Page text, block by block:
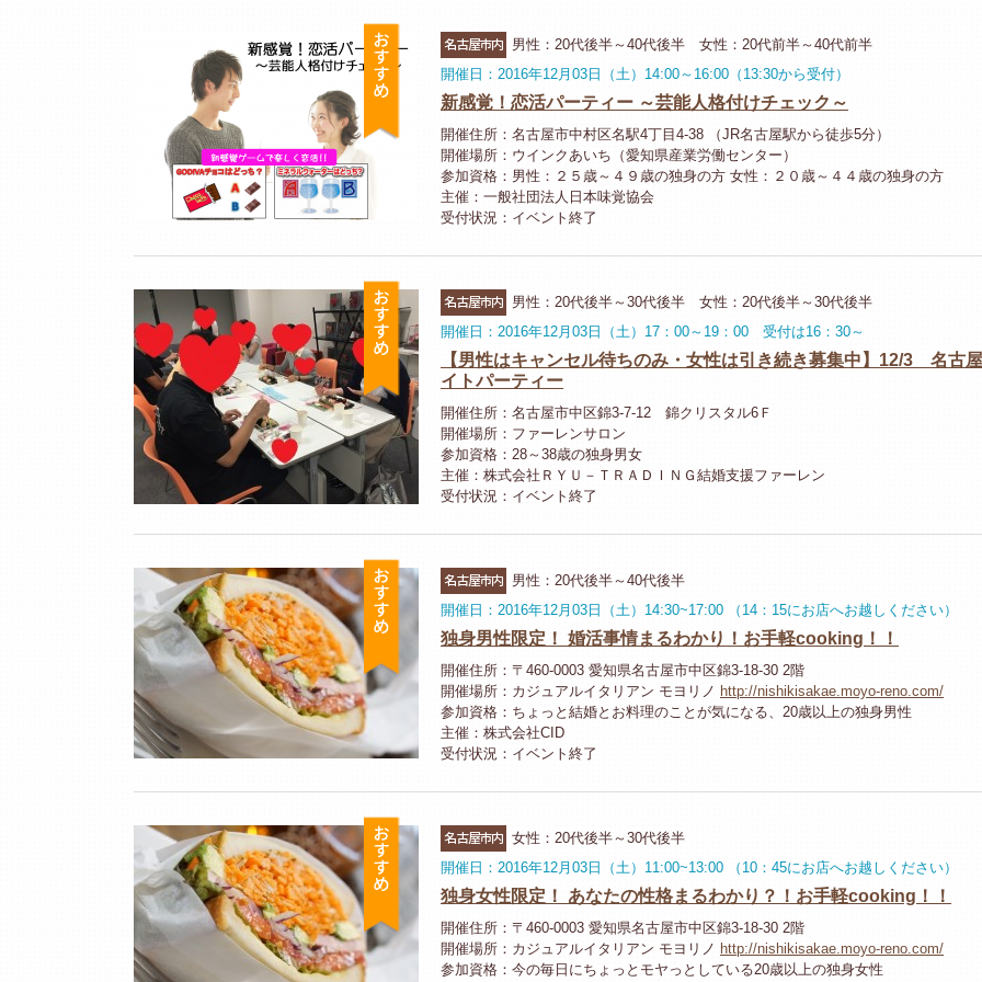
おすすめ
名古屋市内 男性：20代後半～40代後半 女性：20代前半～40代前半
開催日：2016年12月03日（土）14:00～16:00（13:30から受付）
新感覚！恋活パーティー ～芸能人格付けチェック～
開催住所：名古屋市中村区名駅4丁目4-38 （JR名古屋駅から徒歩5分）
開催場所：ウインクあいち（愛知県産業労働センター）
参加資格：男性：２５歳～４９歳の独身の方 女性：２０歳～４４歳の独身の方
主催：一般社団法人日本味覚協会
受付状況：イベント終了
おすすめ
名古屋市内 男性：20代後半～30代後半 女性：20代後半～30代後半
開催日：2016年12月03日（土）17：00～19：00 受付は16：30～
【男性はキャンセル待ちのみ・女性は引き続き募集中】12/3 名古
イトパーティー
開催住所：名古屋市中区錦3-7-12 錦クリスタル6Ｆ
開催場所：ファーレンサロン
参加資格：28～38歳の独身男女
主催：株式会社ＲＹＵ－ＴＲＡＤＩＮＧ結婚支援ファーレン
受付状況：イベント終了
おすすめ
名古屋市内 男性：20代後半～40代後半
開催日：2016年12月03日（土）14:30~17:00 （14：15にお店へお越しください）
独身男性限定！ 婚活事情まるわかり！お手軽cooking！！
開催住所：〒460-0003 愛知県名古屋市中区錦3-18-30 2階
開催場所：カジュアルイタリアン モヨリノ http://nishikisakae.moyo-reno.com/
参加資格：ちょっと結婚とお料理のことが気になる、20歳以上の独身男性
主催：株式会社CID
受付状況：イベント終了
おすすめ
名古屋市内 女性：20代後半～30代後半
開催日：2016年12月03日（土）11:00~13:00 （10：45にお店へお越しください）
独身女性限定！ あなたの性格まるわかり？！お手軽cooking！！
開催住所：〒460-0003 愛知県名古屋市中区錦3-18-30 2階
開催場所：カジュアルイタリアン モヨリノ http://nishikisakae.moyo-reno.com/
参加資格：今の毎日にちょっとモヤっとしている20歳以上の独身女性